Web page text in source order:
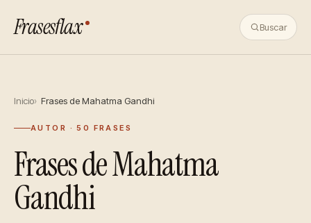
Frasesflax Buscar
Inicio Frases de Mahatma Gandhi
AUTOR · 50 FRASES
Frases de Mahatma
Gandhi